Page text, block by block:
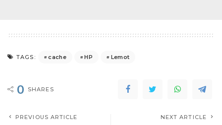
TAGS: cache HP Lemot
0 SHARES
PREVIOUS ARTICLE NEXT ARTICLE